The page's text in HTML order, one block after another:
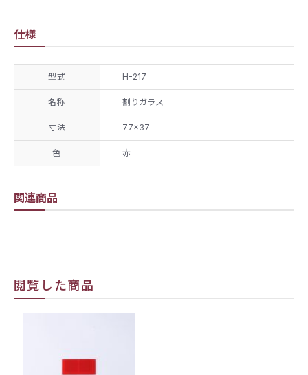
関連商品
仕様
型式 H-217
名称 割りガラス
寸法 77×37
色 赤
閲覧した商品